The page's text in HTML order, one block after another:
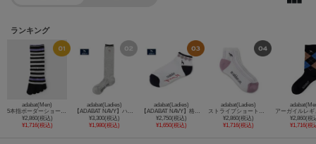
ランキング
adabat(Men)
¥2,860(税込)
¥1,716(税込)
adabat(Ladies)
¥3,300(税込)
¥1,980(税込)
adabat(Ladies)
¥2,750(税込)
¥1,650(税込)
adabat(Ladies)
¥2,860(税込)
¥1,716(税込)
¥2,860(税
¥1,716(税